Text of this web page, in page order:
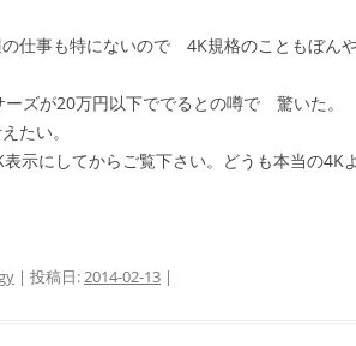
仕事も特にないので 4K規格のこともぼん
ズが20万円以下ででるとの噂で 驚いた。
たい。
示にしてからご覧下さい。どうも本当の4K
| 投稿日:2014-02-13 |